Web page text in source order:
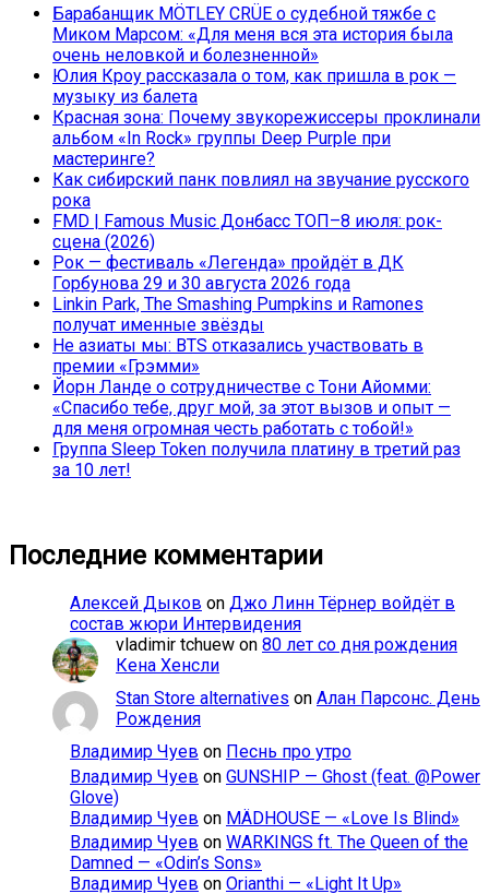
Барабанщик MÖTLEY CRÜE о судебной тяжбе с
Миком Марсом: «Для меня вся эта история была
очень неловкой и болезненной»
Юлия Кроу рассказала о том, как пришла в рок —
музыку из балета
Красная зона: Почему звукорежиссеры проклинали
альбом «In Rock» группы Deep Purple при
мастеринге?
Как сибирский панк повлиял на звучание русского
рока
FMD | Famous Music Донбасс ТОП–8 июля: рок-
сцена (2026)
Рок — фестиваль «Легенда» пройдёт в ДК
Горбунова 29 и 30 августа 2026 года
Linkin Park, The Smashing Pumpkins и Ramones
получат именные звёзды
Не азиаты мы: BTS отказались участвовать в
премии «Грэмми»
Йорн Ланде о сотрудничестве с Тони Айомми:
«Спасибо тебе, друг мой, за этот вызов и опыт —
для меня огромная честь работать с тобой!»
Группа Sleep Token получила платину в третий раз
за 10 лет!
Последние комментарии
Алексей Дыков on Джо Линн Тёрнер войдёт в
состав жюри Интервидения
vladimir tchuew on 80 лет со дня рождения
Кена Хенсли
Stan Store alternatives on Алан Парсонс. День
Рождения
Владимир Чуев on Песнь про утро
Владимир Чуев on GUNSHIP — Ghost (feat. @Power
Glove)
Владимир Чуев on MÄDHOUSE — «Love Is Blind»
Владимир Чуев on WARKINGS ft. The Queen of the
Damned — «Odin’s Sons»
Владимир Чуев on Orianthi — «Light It Up»